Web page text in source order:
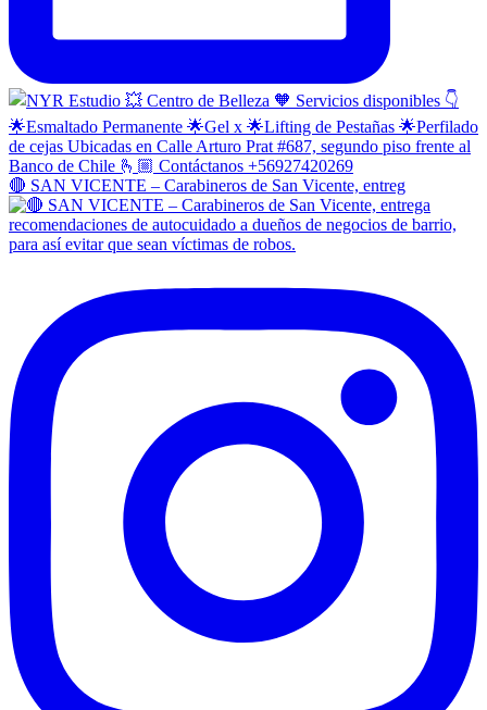
🔴 SAN VICENTE – Carabineros de San Vicente, entreg